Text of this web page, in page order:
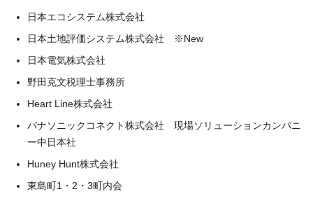
日本エコシステム株式会社
日本土地評価システム株式会社 ※New
日本電気株式会社
野田克文税理士事務所
Heart Line株式会社
パナソニックコネクト株式会社 現場ソリューションカンパニ
ー中日本社
Huney Hunt株式会社
東島町1・2・3町内会